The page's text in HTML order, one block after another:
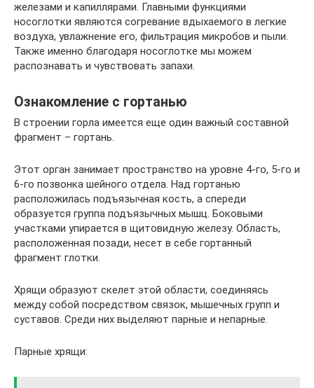
железами и капиллярами. Главными функциями
носоглотки являются согревание вдыхаемого в легкие
воздуха, увлажнение его, фильтрация микробов и пыли.
Также именно благодаря носоглотке мы можем
распознавать и чувствовать запахи.
Ознакомление с гортанью
В строении горла имеется еще один важный составной
фрагмент – гортань.
Этот орган занимает пространство на уровне 4-го, 5-го и
6-го позвонка шейного отдела. Над гортанью
расположилась подъязычная кость, а спереди
образуется группа подъязычных мышц. Боковыми
участками упирается в щитовидную железу. Область,
расположенная позади, несет в себе гортанный
фрагмент глотки.
Хрящи образуют скелет этой области, соединяясь
между собой посредством связок, мышечных групп и
суставов. Среди них выделяют парные и непарные.
Парные хрящи: